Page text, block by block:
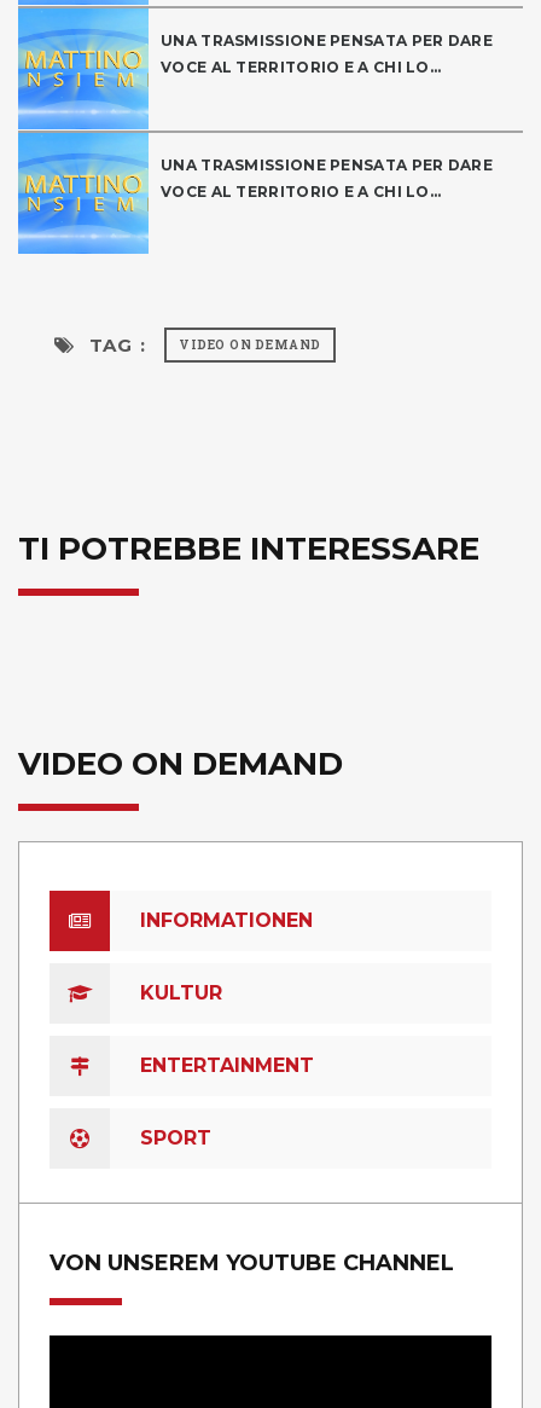
UNA TRASMISSIONE PENSATA PER DARE
VOCE AL TERRITORIO E A CHI LO...
UNA TRASMISSIONE PENSATA PER DARE
VOCE AL TERRITORIO E A CHI LO...
TAG : VIDEO ON DEMAND
TI POTREBBE INTERESSARE
VIDEO ON DEMAND
INFORMATIONEN
KULTUR
ENTERTAINMENT
SPORT
VON UNSEREM YOUTUBE CHANNEL